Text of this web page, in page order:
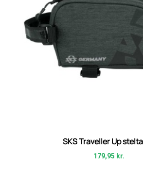
SKS Traveller Up
179,95 kr.